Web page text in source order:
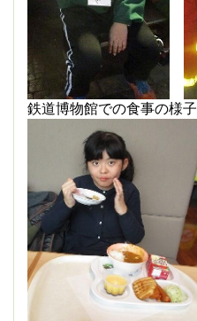
鉄道博物館での食事の様子